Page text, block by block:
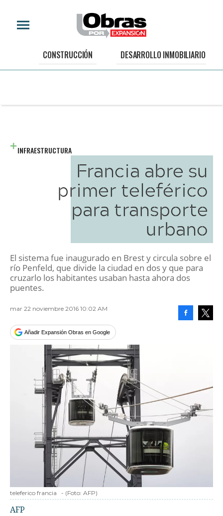
CONSTRUCCIÓN DESARROLLO INMOBILIARIO
INFRAESTRUCTURA
Francia abre su
primer teleférico
para transporte
urbano
El sistema fue inaugurado en Brest y circula sobre el
río Penfeld, que divide la ciudad en dos y que para
cruzarlo los habitantes usaban hasta ahora dos
puentes.
mar 22 noviembre 2016 10:02 AM
Añadir Expansión Obras en Google
teleferico francia - (Foto: AFP)
AFP